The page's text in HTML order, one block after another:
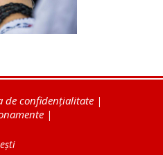
de confidențialitate |
|